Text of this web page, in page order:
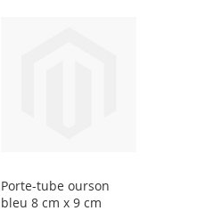
Porte-tube ourson
bleu 8 cm x 9 cm